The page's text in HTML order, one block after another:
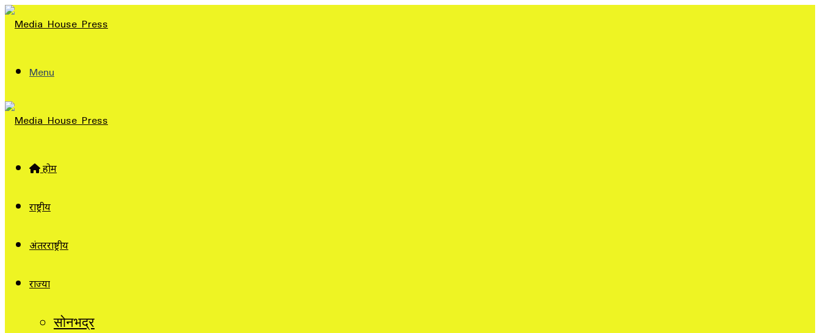
Menu
होम
राष्ट्रीय
अंतरराष्ट्रीय
राज्यों
सोनभद्र